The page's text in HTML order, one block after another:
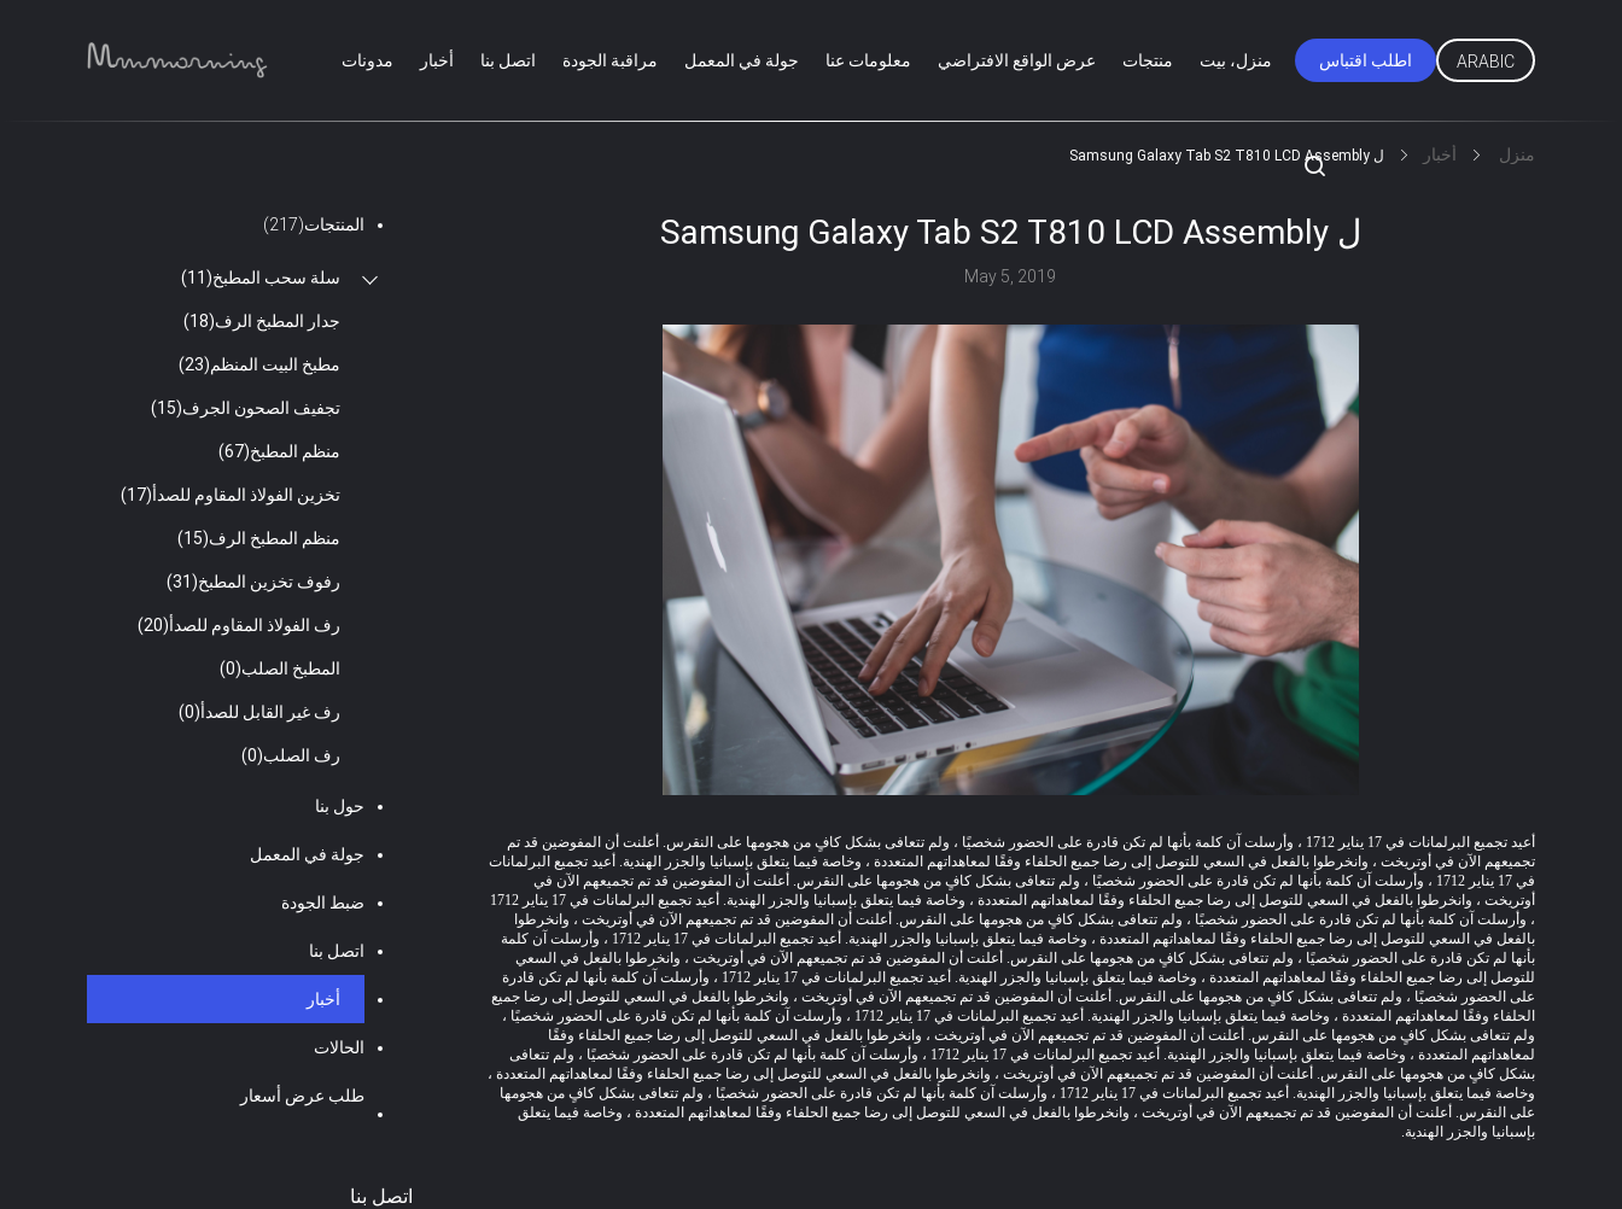
منزل، بيت منتجات عرض الواقع الافتراضي معلومات عنا جولة في المعمل مراقبة الجودة اتصل بنا أخبار مدونات اطلب اقتباس ARABIC
منزل أخبار ل Samsung Galaxy Tab S2 T810 LCD Assembly
المنتجات(217)
سلة سحب المطبخ(11)
جدار المطبخ الرف(18)
مطبخ البيت المنظم(23)
تجفيف الصحون الجرف(15)
منظم المطبخ(67)
تخزين الفولاذ المقاوم للصدأ(17)
منظم المطبخ الرف(15)
رفوف تخزين المطبخ(31)
رف الفولاذ المقاوم للصدأ(20)
المطبخ الصلب(0)
رف غير القابل للصدأ(0)
رف الصلب(0)
حول بنا
جولة في المعمل
ضبط الجودة
اتصل بنا
أخبار
الحالات
طلب عرض أسعار
اتصل بنا
ل Samsung Galaxy Tab S2 T810 LCD Assembly
May 5, 2019
أعيد تجميع البرلمانات في 17 يناير 1712 ، وأرسلت آن كلمة بأنها لم تكن قادرة على الحضور شخصيًا ، ولم تتعافى بشكل كافٍ من هجومها على النقرس.
أعلنت أن المفوضين قد تم
تجميعهم الآن في أوتريخت ، وانخرطوا بالفعل في السعي للتوصل إلى رضا جميع الحلفاء وفقًا لمعاهداتهم المتعددة ، وخاصة فيما يتعلق بإسبانيا والجزر الهندية. أعيد تجميع البرلمانات
في 17 يناير 1712 ، وأرسلت آن كلمة بأنها لم تكن قادرة على الحضور شخصيًا ، ولم تتعافى بشكل كافٍ من هجومها على النقرس.
أعلنت أن المفوضين قد تم تجميعهم الآن في
أوتريخت ، وانخرطوا بالفعل في السعي للتوصل إلى رضا جميع الحلفاء وفقًا لمعاهداتهم المتعددة ، وخاصة فيما يتعلق بإسبانيا والجزر الهندية.
أعيد تجميع البرلمانات في 17 يناير 1712
، وأرسلت آن كلمة بأنها لم تكن قادرة على الحضور شخصيًا ، ولم تتعافى بشكل كافٍ من هجومها على النقرس. أعلنت أن المفوضين قد تم تجميعهم الآن في أوتريخت ، وانخرطوا
بالفعل في السعي للتوصل إلى رضا جميع الحلفاء وفقًا لمعاهداتهم المتعددة ، وخاصة فيما يتعلق بإسبانيا والجزر الهندية.
أعيد تجميع البرلمانات في 17 يناير 1712 ، وأرسلت آن كلمة
بأنها لم تكن قادرة على الحضور شخصيًا ، ولم تتعافى بشكل كافٍ من هجومها على النقرس. أعلنت أن المفوضين قد تم تجميعهم الآن في أوتريخت ، وانخرطوا بالفعل في السعي
للتوصل إلى رضا جميع الحلفاء وفقًا لمعاهداتهم المتعددة ، وخاصة فيما يتعلق بإسبانيا والجزر الهندية.
أعيد تجميع البرلمانات في 17 يناير 1712 ، وأرسلت آن كلمة بأنها لم تكن قادرة
على الحضور شخصيًا ، ولم تتعافى بشكل كافٍ من هجومها على النقرس. أعلنت أن المفوضين قد تم تجميعهم الآن في أوتريخت ، وانخرطوا بالفعل في السعي للتوصل إلى رضا جميع
الحلفاء وفقًا لمعاهداتهم المتعددة ، وخاصة فيما يتعلق بإسبانيا والجزر الهندية.
أعيد تجميع البرلمانات في 17 يناير 1712 ، وأرسلت آن كلمة بأنها لم تكن قادرة على الحضور شخصيًا ،
ولم تتعافى بشكل كافٍ من هجومها على النقرس. أعلنت أن المفوضين قد تم تجميعهم الآن في أوتريخت ، وانخرطوا بالفعل في السعي للتوصل إلى رضا جميع الحلفاء وفقًا
لمعاهداتهم المتعددة ، وخاصة فيما يتعلق بإسبانيا والجزر الهندية.
أعيد تجميع البرلمانات في 17 يناير 1712 ، وأرسلت آن كلمة بأنها لم تكن قادرة على الحضور شخصيًا ، ولم تتعافى
بشكل كافٍ من هجومها على النقرس. أعلنت أن المفوضين قد تم تجميعهم الآن في أوتريخت ، وانخرطوا بالفعل في السعي للتوصل إلى رضا جميع الحلفاء وفقًا لمعاهداتهم المتعددة ،
وخاصة فيما يتعلق بإسبانيا والجزر الهندية.
أعيد تجميع البرلمانات في 17 يناير 1712 ، وأرسلت آن كلمة بأنها لم تكن قادرة على الحضور شخصيًا ، ولم تتعافى بشكل كافٍ من هجومها
على النقرس. أعلنت أن المفوضين قد تم تجميعهم الآن في أوتريخت ، وانخرطوا بالفعل في السعي للتوصل إلى رضا جميع الحلفاء وفقًا لمعاهداتهم المتعددة ، وخاصة فيما يتعلق
بإسبانيا والجزر الهندية.